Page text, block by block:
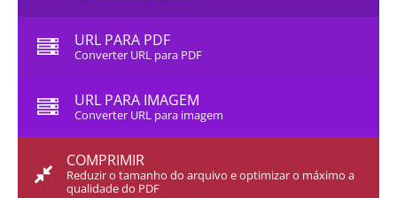
URL PARA PDF
Converter URL para PDF
URL PARA IMAGEM
Converter URL para imagem
COMPRIMIR
Reduzir o tamanho do arquivo e optimizar o máximo a
qualidade do PDF